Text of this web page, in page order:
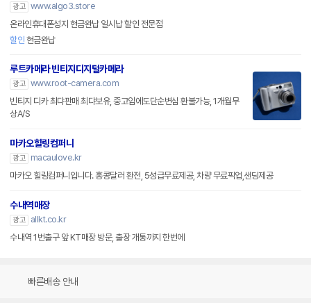
광고 www.algo3.store
온라인휴대폰성지 현금완납 일시납 할인 전문점
할인 현금완납
루트카메라 빈티지디지털카메라
광고 www.root-camera.com
빈티지 디카 최댜판매 최댜보유, 중고임에도단순변심 환불가능, 1개월무
상A/S
마카오힐링컴퍼니
광고
macaulove.kr
마카오 힐링컴퍼니입니다. 홍콩달러 환전, 5성급무료제공, 차량 무료픽업,샌딩제공
수내역매장
광고
allkt.co.kr
수내역 1번출구 앞 KT매장 방문, 출장 개통까지 한번에
빠른배송 안내